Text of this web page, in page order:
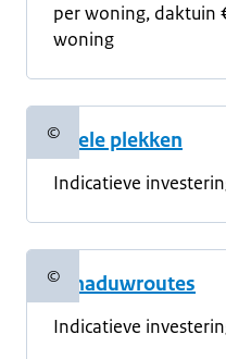
per woning, daktuin
woning
©Copyrightinformatie
Koele plekken
Indicatieve
©Copyrightinformatie
Schaduwroutes
Indicatieve